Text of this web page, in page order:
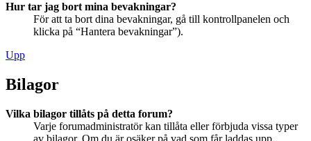
Hur tar jag bort mina bevakningar?
För att ta bort dina bevakningar, gå till kontrollpanelen och
klicka på “Hantera bevakningar”).
Upp
Bilagor
Vilka bilagor tillåts på detta forum?
Varje forumadministratör kan tillåta eller förbjuda vissa typer
av bilagor. Om du är osäker på vad som får laddas upp,